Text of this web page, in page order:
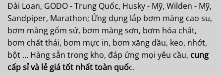
Đài Loan, GODO - Trung Quốc, Husky - Mỹ, Wilden - Mỹ,
Sandpiper, Marathon; Ứng dụng lắp bơm màng cao su,
bơm màng gốm sứ, bơm màng sơn, bơm hóa chất,
bơm chất thải, bơm mực in, bơm xăng dầu, keo, nhớt,
bột ... Hàng sẵn trong kho, đáp ứng mọi yêu cầu, cung
cấp sỉ và lẻ giá tốt nhất toàn quốc.